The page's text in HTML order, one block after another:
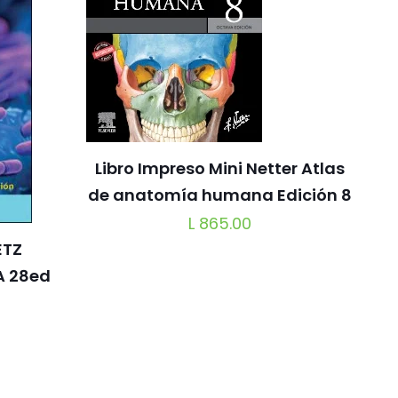
28ed
Libro Impreso Mini Netter Atlas
de anatomía humana Edición 8
L865.00